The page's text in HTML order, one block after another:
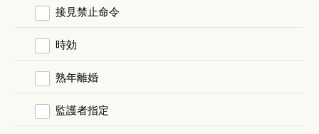
接見禁止命令
時効
熟年離婚
監護者指定